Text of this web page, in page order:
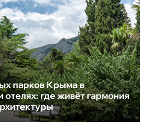
парков Крыма в
отелях: где живёт гармония